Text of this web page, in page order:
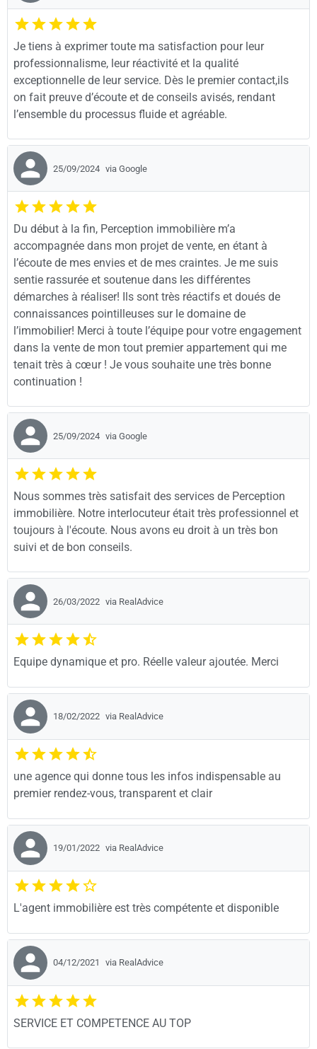
Je tiens à exprimer toute ma satisfaction pour leur
professionnalisme, leur réactivité et la qualité
exceptionnelle de leur service. Dès le premier contact,ils
on fait preuve d’écoute et de conseils avisés, rendant
l’ensemble du processus fluide et agréable.
25/09/2024 via Google
Du début à la fin, Perception immobilière m’a
accompagnée dans mon projet de vente, en étant à
l’écoute de mes envies et de mes craintes. Je me suis
sentie rassurée et soutenue dans les différentes
démarches à réaliser! Ils sont très réactifs et doués de
connaissances pointilleuses sur le domaine de
l’immobilier! Merci à toute l’équipe pour votre engagement
dans la vente de mon tout premier appartement qui me
tenait très à cœur ! Je vous souhaite une très bonne
continuation !
25/09/2024 via Google
Nous sommes très satisfait des services de Perception
immobilière. Notre interlocuteur était très professionnel et
toujours à l'écoute. Nous avons eu droit à un très bon
suivi et de bon conseils.
26/03/2022 via RealAdvice
Equipe dynamique et pro. Réelle valeur ajoutée. Merci
18/02/2022 via RealAdvice
une agence qui donne tous les infos indispensable au
premier rendez-vous, transparent et clair
19/01/2022 via RealAdvice
L'agent immobilière est très compétente et disponible
04/12/2021 via RealAdvice
SERVICE ET COMPETENCE AU TOP